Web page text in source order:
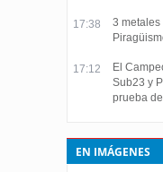
17:38
3
17:12
El
Sub23 y
prueba
EN IMÁGENES